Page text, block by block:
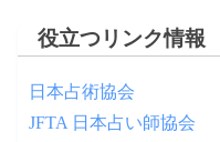
役立つリンク情報
日本占術協会
JFTA 日本占い師協会